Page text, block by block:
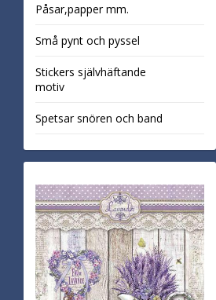
Påsar,papper mm.
Små pynt och pyssel
Stickers självhäftande
motiv
Spetsar snören och band